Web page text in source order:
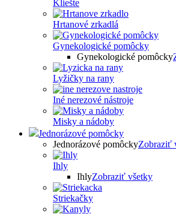
Kliešte
Hrtanové zrkadlá
Gynekologické pomôcky
Gynekologické pomôcky
Lyžičky na rany
Iné nerezové nástroje
Misky a nádoby
Jednorázové pomôcky
Jednorázové pomôckyZobraziť
Ihly
IhlyZobraziť všetky
Striekačky